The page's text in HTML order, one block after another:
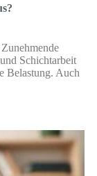
Schichtarbeit
Belastung. Auch